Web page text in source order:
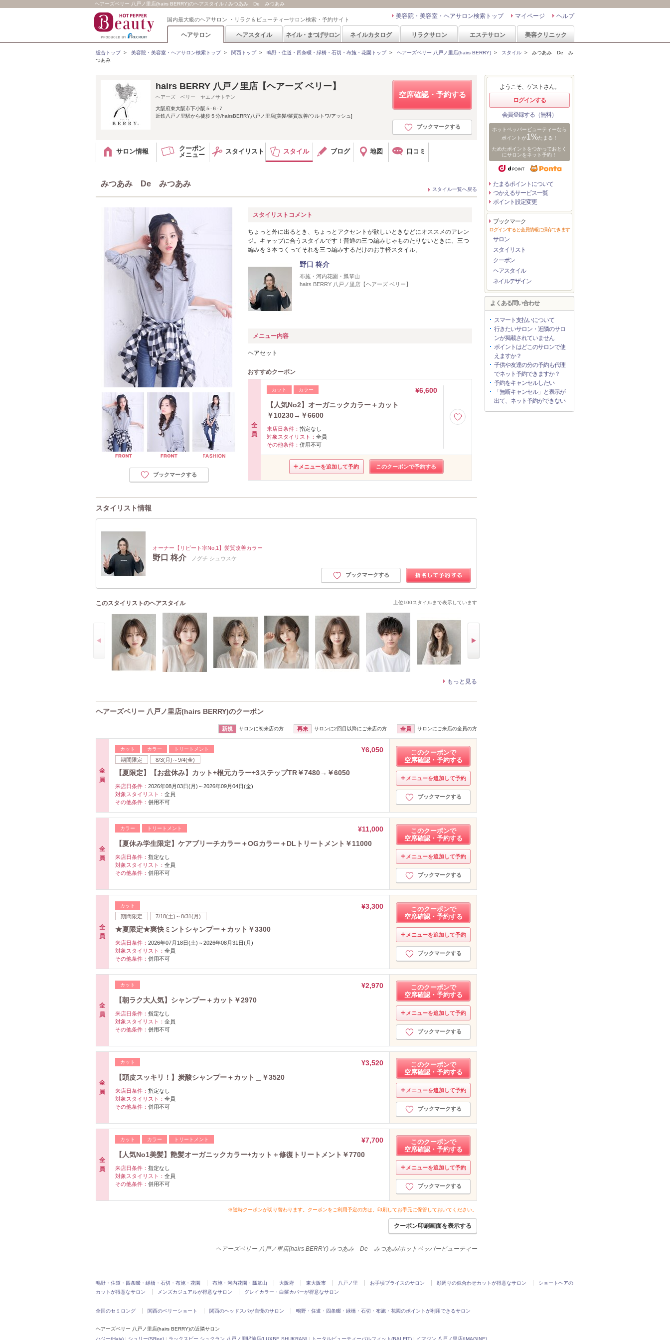
ヘアーズベリー 八戸ノ里店(hairs BERRY)のヘアスタイル / みつあみ De みつあみ
国内最大級のヘアサロン ・リラク＆ビューティーサロン検索・予約サイト ヘルプ
マイページ
美容院・美容室・ヘアサロン検索トップ
ヘアサロン ヘアスタイル ネイル・まつげサロン ネイルカタログ リラクサロン エステサロン 美容クリニック
総合トップ> 美容院・美容室・ヘアサロン検索トップ> 関西トップ> 鴫野・住道・四条畷・緑橋・石切・布施・花園トップ> ヘアーズベリー 八戸ノ里店(hairs BERRY) > スタイル > みつあみ De み
つあみ
空席確認・予約する
ブックマークする
hairs BERRY 八戸ノ里店【ヘアーズ ベリー】
ヘアーズ ベリー ヤエノサトテン
大阪府東大阪市下小阪５-６-７
近鉄八戸ノ里駅から徒歩５分/hairsBERRY八戸ノ里店[美髪/髪質改善/ウルトワ/アッシュ]
サロン情報
クーポン
メニュー
スタイリスト スタイル ブログ 地図 口コミ
みつあみ De みつあみ
スタイル一覧へ戻る
ブックマークする
スタイリストコメント
ちょっと外に出るとき、ちょっとアクセントが欲しいときなどにオススメのアレン
ジ。キャップに合うスタイルです！普通の三つ編みじゃものたりないときに、三つ
編みを３本つくってそれを三つ編みするだけのお手軽スタイル。
野口 柊介
布施・河内花園・瓢箪山
hairs BERRY 八戸ノ里店【ヘアーズ ベリー】
メニュー内容
ヘアセット
おすすめクーポン
全
員
カット カラー
¥6,600
【人気No2】オーガニックカラー＋カット
￥10230→￥6600
来店日条件： 指定なし
対象スタイリスト： 全員
その他条件： 併用不可
メニューを追加して予約 このクーポンで予約する
スタイリスト情報
オーナー【リピート率No,1】髪質改善カラー
野口 柊介 ノグチ シュウスケ
ブックマークする
このスタイリストのヘアスタイル 上位100スタイルまで表示しています
もっと見る
ヘアーズベリー 八戸ノ里店(hairs BERRY)のクーポン
新規 サロンに初来店の方 再来 サロンに2回目以降にご来店の方 全員 サロンにご来店の全員の方
全
員
カット カラー トリートメント
期間限定 8/3(月)～9/4(金)
¥6,050
【夏限定】【お盆休み】カット+根元カラー+3ステップTR￥7480→￥6050
来店日条件： 2026年08月03日(月)～2026年09月04日(金)
対象スタイリスト： 全員
その他条件： 併用不可
このクーポンで
空席確認・予約する
メニューを追加して予約
ブックマークする
全
員
カラー トリートメント
¥11,000
【夏休み学生限定】ケアブリーチカラー＋OGカラー＋DLトリートメント￥11000
来店日条件： 指定なし
対象スタイリスト： 全員
その他条件： 併用不可
このクーポンで
空席確認・予約する
メニューを追加して予約
ブックマークする
全
員
カット
期間限定 7/18(土)～8/31(月)
¥3,300
★夏限定★爽快ミントシャンプー＋カット￥3300
来店日条件： 2026年07月18日(土)～2026年08月31日(月)
対象スタイリスト： 全員
その他条件： 併用不可
このクーポンで
空席確認・予約する
メニューを追加して予約
ブックマークする
全
員
カット
¥2,970
【朝ラク大人気】シャンプー＋カット￥2970
来店日条件： 指定なし
対象スタイリスト： 全員
その他条件： 併用不可
このクーポンで
空席確認・予約する
メニューを追加して予約
ブックマークする
全
員
カット
¥3,520
【頭皮スッキリ！】炭酸シャンプー＋カット＿￥3520
来店日条件： 指定なし
対象スタイリスト： 全員
その他条件： 併用不可
このクーポンで
空席確認・予約する
メニューを追加して予約
ブックマークする
全
員
カット カラー トリートメント
¥7,700
【人気No1美髪】艶髪オーガニックカラー+カット＋修復トリートメント￥7700
来店日条件： 指定なし
対象スタイリスト： 全員
その他条件： 併用不可
このクーポンで
空席確認・予約する
メニューを追加して予約
ブックマークする
※随時クーポンが切り替わります。クーポンをご利用予定の方は、印刷してお手元に保管しておいてください。
クーポン印刷画面を表示する
ヘアーズベリー 八戸ノ里店(hairs BERRY) みつあみ De みつあみ/ホットペッパービューティー
ようこそ、ゲストさん。
ログインする
会員登録する（無料）
ホットペッパービューティーなら
ポイントが1%たまる！
ためたポイントをつかっておとく
にサロンをネット予約！
たまるポイントについて
つかえるサービス一覧
ポイント設定変更
ブックマーク
ログインすると会員情報に保存できます
サロン
スタイリスト
クーポン
ヘアスタイル
ネイルデザイン
よくある問い合わせ
スマート支払いについて
行きたいサロン・近隣のサロ
ンが掲載されていません
ポイントはどこのサロンで使
えますか？
子供や友達の分の予約も代理
でネット予約できますか？
予約をキャンセルしたい
「無断キャンセル」と表示が
出て、ネット予約ができない
鴫野・住道・四条畷・緑橋・石切・布施・花園 布施・河内花園・瓢箪山 大阪府 東大阪市 八戸ノ里 お手頃プライスのサロン 顔周りの似合わせカットが得意なサロン
ショートヘアの
カットが得意なサロン
メンズカジュアルが得意なサロン グレイカラー・白髪カバーが得意なサロン
全国のセミロング 関西のベリーショート 関西のヘッドスパが自慢のサロン 鴫野・住道・四条畷・緑橋・石切・布施・花園のポイントが利用できるサロン
ヘアーズベリー 八戸ノ里店(hairs BERRY)の近隣サロン
ハジー(Hajy) | シュリー(SRee) | ラックスビー シュクラン 八戸ノ里駅前店(LUXBE SHUKRAN) | トータルビューティーバルフィット(BALFIT) | イマジン 八戸ノ里店(IMAGINE)